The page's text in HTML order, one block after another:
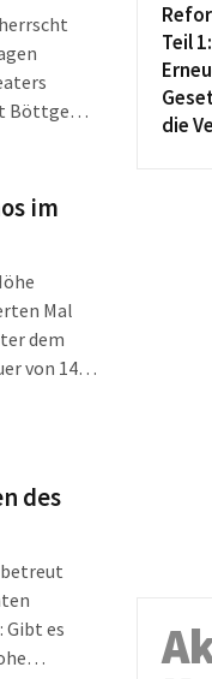
Böttge
im
Mal
dem
von 14
des
es
Teil
die